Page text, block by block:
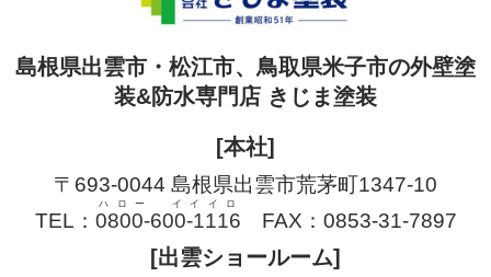
島根県出雲市・松江市、鳥取県米子市の外壁塗
装&防水専門店 きじま塗装
[本社]
〒693-0044 島根県出雲市荒茅町1347-10
TEL： 0800-600-1116
ハロー イイイロ
FAX：0853-31-7897
[出雲ショールーム]